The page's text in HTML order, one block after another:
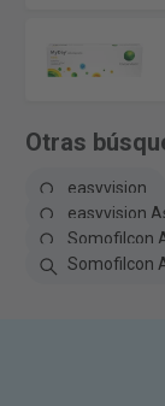
Otras
easyvision
easyvision
Somofilcon
Somofilcon